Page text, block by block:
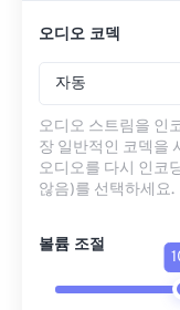
오디오 코덱
자동
오디오 스트림을 인
장 일반적인 코덱을
오디오를 다시 인코
않음)를 선택하세요.
볼륨 조절